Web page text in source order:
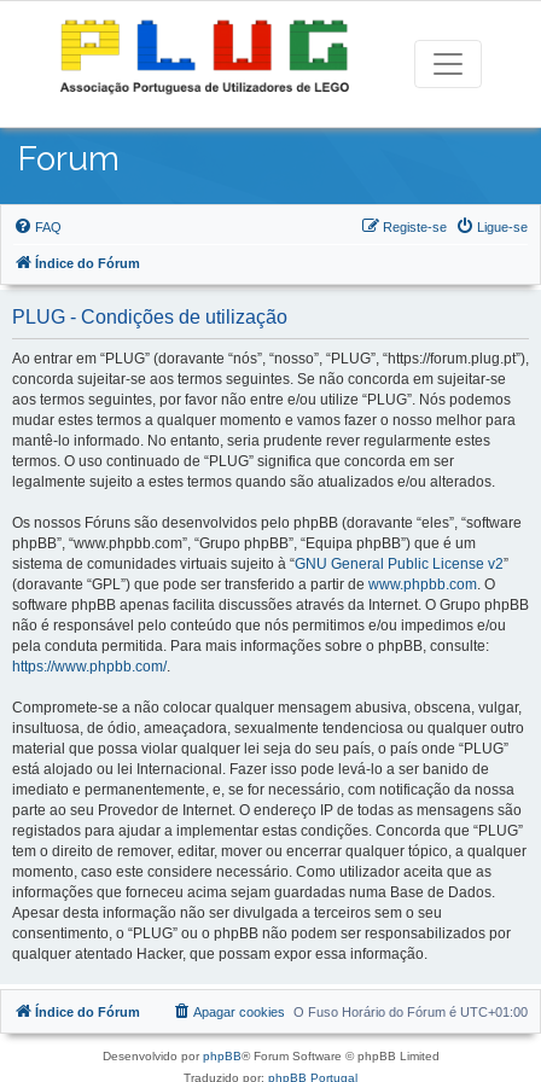
Forum
FAQ Ligue-se
Registe-se
Índice do Fórum
PLUG - Condições de utilização
Ao entrar em “PLUG” (doravante “nós”, “nosso”, “PLUG”, “https://forum.plug.pt”),
concorda sujeitar-se aos termos seguintes. Se não concorda em sujeitar-se
aos termos seguintes, por favor não entre e/ou utilize “PLUG”. Nós podemos
mudar estes termos a qualquer momento e vamos fazer o nosso melhor para
mantê-lo informado. No entanto, seria prudente rever regularmente estes
termos. O uso continuado de “PLUG” significa que concorda em ser
legalmente sujeito a estes termos quando são atualizados e/ou alterados.
Os nossos Fóruns são desenvolvidos pelo phpBB (doravante “eles”, “software
phpBB”, “www.phpbb.com”, “Grupo phpBB”, “Equipa phpBB”) que é um
sistema de comunidades virtuais sujeito à “GNU General Public License v2”
(doravante “GPL”) que pode ser transferido a partir de www.phpbb.com. O
software phpBB apenas facilita discussões através da Internet. O Grupo phpBB
não é responsável pelo conteúdo que nós permitimos e/ou impedimos e/ou
pela conduta permitida. Para mais informações sobre o phpBB, consulte:
https://www.phpbb.com/.
Compromete-se a não colocar qualquer mensagem abusiva, obscena, vulgar,
insultuosa, de ódio, ameaçadora, sexualmente tendenciosa ou qualquer outro
material que possa violar qualquer lei seja do seu país, o país onde “PLUG”
está alojado ou lei Internacional. Fazer isso pode levá-lo a ser banido de
imediato e permanentemente, e, se for necessário, com notificação da nossa
parte ao seu Provedor de Internet. O endereço IP de todas as mensagens são
registados para ajudar a implementar estas condições. Concorda que “PLUG”
tem o direito de remover, editar, mover ou encerrar qualquer tópico, a qualquer
momento, caso este considere necessário. Como utilizador aceita que as
informações que forneceu acima sejam guardadas numa Base de Dados.
Apesar desta informação não ser divulgada a terceiros sem o seu
consentimento, o “PLUG” ou o phpBB não podem ser responsabilizados por
qualquer atentado Hacker, que possam expor essa informação.
Índice do Fórum O Fuso Horário do Fórum é UTC+01:00
Apagar cookies
Desenvolvido porphpBB® Forum Software © phpBB Limited
Traduzido por: phpBB Portugal